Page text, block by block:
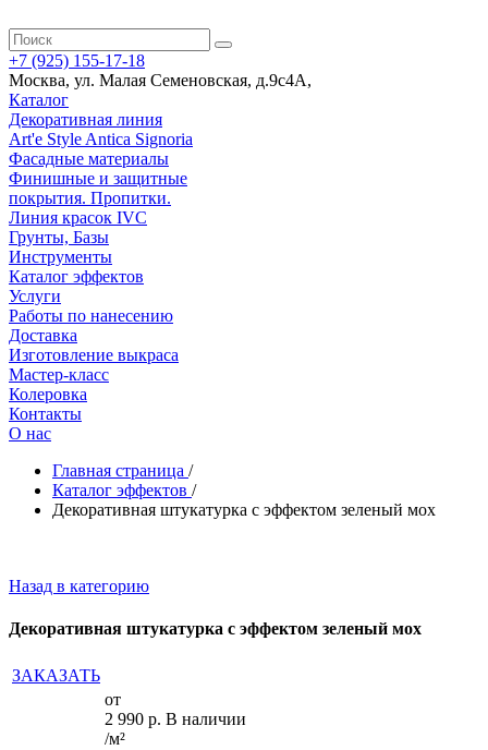
+7 (925) 155-17-18
Москва, ул. Малая Семеновская, д.9с4А,
Каталог
Декоративная линия
Art'e Style Antica Signoria
Фасадные материалы
Финишные и защитные
покрытия. Пропитки.
Линия красок IVC
Грунты, Базы
Инструменты
Каталог эффектов
Услуги
Работы по нанесению
Доставка
Изготовление выкраса
Мастер-класс
Колеровка
Контакты
О нас
Главная страница /
Каталог эффектов /
Декоративная штукатурка с эффектом зеленый мох
Назад в категорию
Декоративная штукатурка с эффектом зеленый мох
ЗАКАЗАТЬ
от
2 990 р.
/м²
В наличии